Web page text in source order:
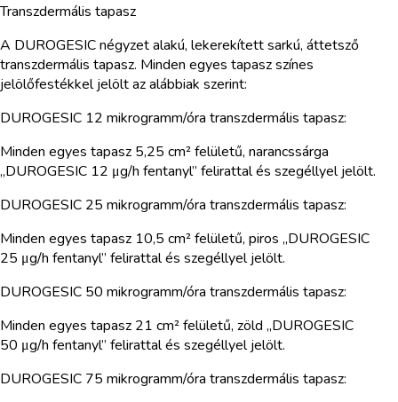
Transzdermális tapasz
A DUROGESIC négyzet alakú, lekerekített sarkú, áttetsző
transzdermális tapasz. Minden egyes tapasz színes
jelölőfestékkel jelölt az alábbiak szerint:
DUROGESIC 12 mikrogramm/óra transzdermális tapasz:
Minden egyes tapasz 5,25 cm² felületű, narancssárga
„DUROGESIC 12 μg/h fentanyl” felirattal és szegéllyel jelölt.
DUROGESIC 25 mikrogramm/óra transzdermális tapasz:
Minden egyes tapasz 10,5 cm² felületű, piros „DUROGESIC
25 μg/h fentanyl” felirattal és szegéllyel jelölt.
DUROGESIC 50 mikrogramm/óra transzdermális tapasz:
Minden egyes tapasz 21 cm² felületű, zöld „DUROGESIC
50 μg/h fentanyl” felirattal és szegéllyel jelölt.
DUROGESIC 75 mikrogramm/óra transzdermális tapasz: